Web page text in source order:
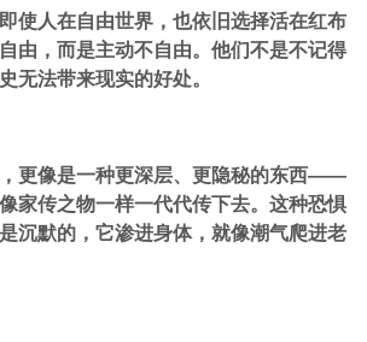
使人在自由世界，也依旧选择活在红布
由，而是主动不自由。他们不是不记得
无法带来现实的好处。
更像是一种更深层、更隐秘的东西——
家传之物一样一代代传下去。这种恐惧
沉默的，它渗进身体，就像潮气爬进老